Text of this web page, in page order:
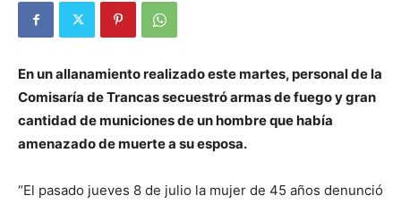
En un allanamiento realizado este martes, personal de la
Comisaría de Trancas secuestró armas de fuego y gran
cantidad de municiones de un hombre que había
amenazado de muerte a su esposa.
“El pasado jueves 8 de julio la mujer de 45 años denunció